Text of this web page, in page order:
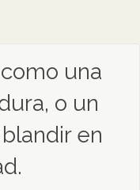
una
o un
en